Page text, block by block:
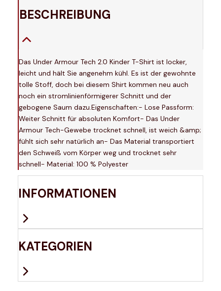
BESCHREIBUNG
Das Under Armour Tech 2.0 Kinder T-Shirt ist locker,
leicht und hält Sie angenehm kühl. Es ist der gewohnte
tolle Stoff, doch bei diesem Shirt kommen neu auch
noch ein stromlinienförmigerer Schnitt und der
gebogene Saum dazu.Eigenschaften:- Lose Passform:
Weiter Schnitt für absoluten Komfort- Das Under
Armour Tech-Gewebe trocknet schnell, ist weich &amp;
fühlt sich sehr natürlich an- Das Material transportiert
den Schweiß vom Körper weg und trocknet sehr
schnell- Material: 100 % Polyester
INFORMATIONEN
KATEGORIEN